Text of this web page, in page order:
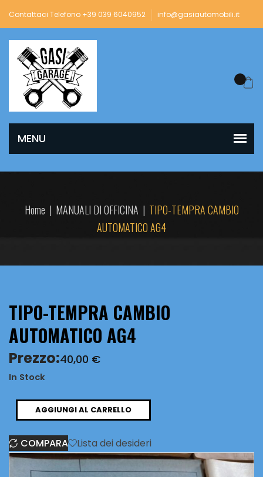
Contattaci Telefono +39 039 6040952 info@gasiautomobili.it
Home | MANUALI DI OFFICINA | TIPO-TEMPRA CAMBIO
AUTOMATICO AG4
TIPO-TEMPRA CAMBIO
AUTOMATICO AG4
Prezzo:40,00 €
In Stock
CAMBIO
AUTOMATICO
AGGIUNGI AL CARRELLO
COMPARA Lista dei desideri